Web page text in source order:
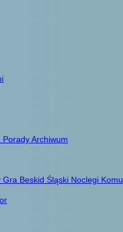
PoradyArchiwum
Gra Beskid Śląski Noclegi